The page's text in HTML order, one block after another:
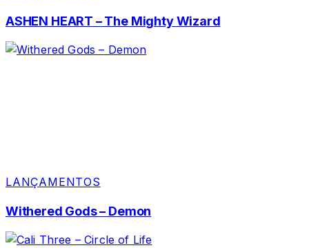
ASHEN HEART – The Mighty Wizard
LANÇAMENTOS
Withered Gods – Demon